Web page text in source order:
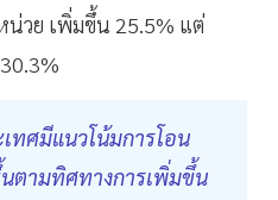
น่วย เพิ่มขึ้น 25.5% แต่
ทศมีแนวโน้มการโอน
ตามทิศทางการเพิ่มขึ้น